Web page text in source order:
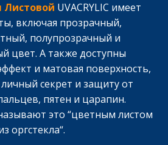
Листовой UVACRYLIC имеет
включая прозрачный,
полупрозрачный и
цвет. А также доступны
и матовая поверхность,
секрет и защиту от
пятен и царапин.
это “цветным листом
оргстекла“.